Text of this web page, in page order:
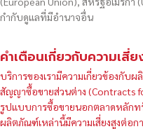
กำกับดูแลที่มีอำนาจอื่น
คำเตือนเกี่ยวกับความเสี่ย
บริการของเรามีความเกี่ยวข้องกั
สัญญาซื้อขายส่วนต่าง (Contracts
รูปแบบการซื้อขายนอกตลาดหลักท
ผลิตภัณฑ์เหล่านี้มีความเสี่ยงสูงต่อ